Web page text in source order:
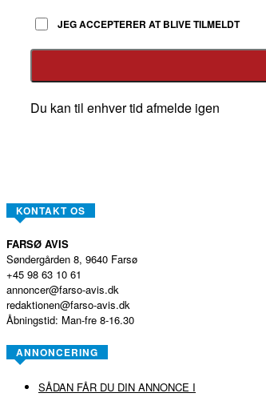
JEG ACCEPTERER AT BLIVE TILMELDT
Du kan til enhver tid afmelde igen
KONTAKT OS
FARSØ AVIS
Søndergården 8, 9640 Farsø
+45 98 63 10 61
annoncer@farso-avis.dk
redaktionen@farso-avis.dk
Åbningstid: Man-fre 8-16.30
ANNONCERING
SÅDAN FÅR DU DIN ANNONCE I